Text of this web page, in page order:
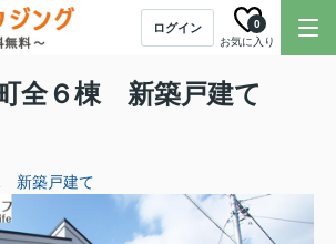
ログイン
お気に入り
0
全６棟 新築戸建て
新築戸建て